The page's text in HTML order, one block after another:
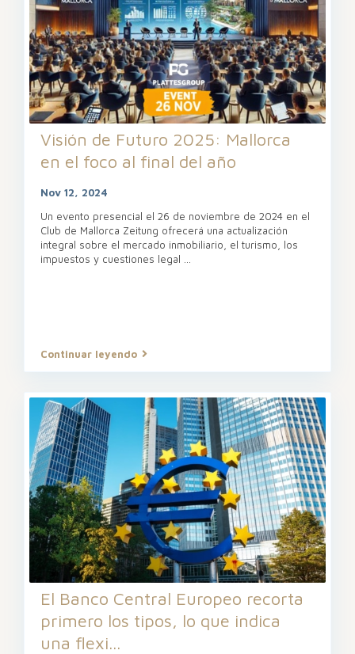
Visión de Futuro 2025: Mallorca
en el foco al final del año
Nov 12, 2024
Un evento presencial el 26 de noviembre de 2024 en el
Club de Mallorca Zeitung ofrecerá una actualización
integral sobre el mercado inmobiliario, el turismo, los
impuestos y cuestiones legal
Continuar leyendo
El Banco Central Europeo recorta
primero los tipos, lo que indica
una flexi...